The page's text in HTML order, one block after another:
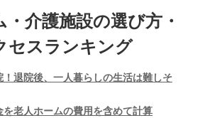
・介護施設の選び方・
セスランキング
退院後、一人暮らしの生活は難しそ
老人ホームの費用を含めて計算